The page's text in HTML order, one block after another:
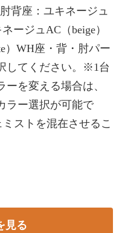
肘背座：ユキネージュ
ージュAC（beige）
）WH座・背・肘パー
してください。※1台
を変える場合は、
ラー選択が可能で
ストを混在させるこ
見る